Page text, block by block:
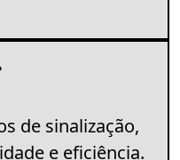
de sinalização,
e eficiência.